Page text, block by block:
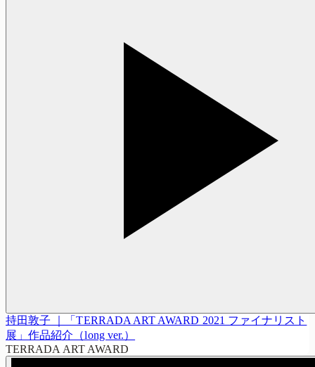
持田敦子 ｜「TERRADA ART AWARD 2021 ファイナリスト
展」作品紹介（long ver.）
TERRADA ART AWARD